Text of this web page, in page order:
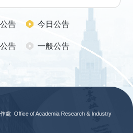
告
今日公告
告
一般公告
處 Office of Academia Research & Industry